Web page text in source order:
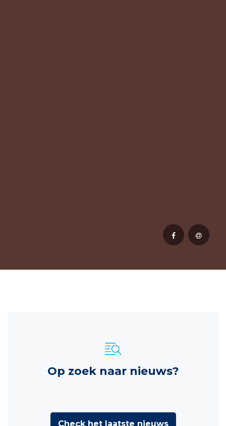
Op zoek naar nieuws?
Check het laatste nieuws